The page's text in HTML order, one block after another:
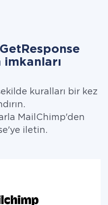
kuralları bir kez
MailChimp'den
iletin.